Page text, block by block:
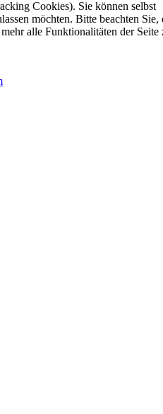
Cookies). Sie können selbst
möchten. Bitte beachten Sie,
alle Funktionalitäten der Seite